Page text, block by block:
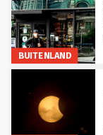
BUITENLAND